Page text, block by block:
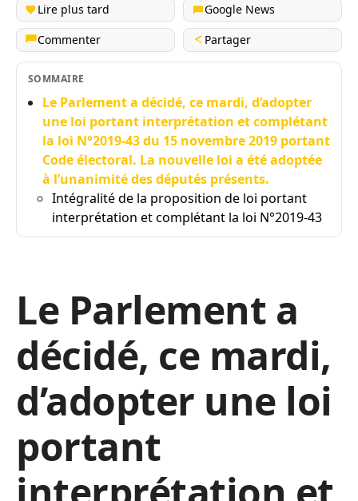
Lire plus tard
Google News
Commenter
Partager
SOMMAIRE
Le Parlement a décidé, ce mardi, d’adopter
une loi portant interprétation et complétant
la loi N°2019-43 du 15 novembre 2019 portant
Code électoral. La nouvelle loi a été adoptée
à l’unanimité des députés présents.
Intégralité de la proposition de loi portant
interprétation et complétant la loi N°2019-43
Le Parlement a
décidé, ce mardi,
d’adopter une loi
portant